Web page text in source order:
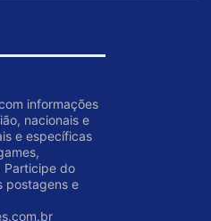
informações
nacionais e
e específicas
Participe do
postagens e